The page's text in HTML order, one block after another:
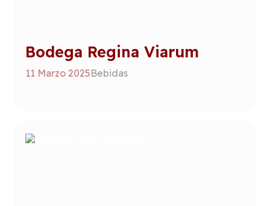
Bodega Regina Viarum
11 Marzo 2025Bebidas